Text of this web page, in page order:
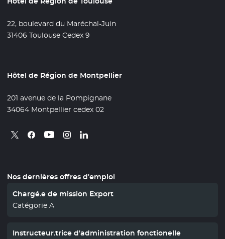
22, boulevard du Maréchal-Juin
31406 Toulouse Cedex 9
Hôtel de Région de Montpellier
201 avenue de la Pompignane
34064 Montpellier cedex 02
Retrouvez nous sur X
- Nouvelle fenêtre
Retrouvez nous sur Facebook
- Nouvelle fenêtre
Retrouvez nous sur Youtube
- Nouvelle fenêtre
Retrouvez nous sur Instagram
- Nouvelle fenêtre
Retrouvez nous sur Linkedin
- Nouvelle fenêtre
Nos dernières offres d'emploi
Chargé.e de mission Export
Catégorie A
Instructeur.trice d'administration fonctionelle